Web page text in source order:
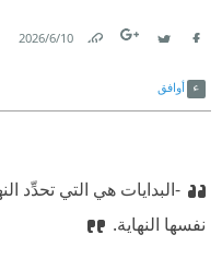
10‏/6‏/2026
أوافق
-البدايات هي التي تحدِّد
نفسها النهاية.